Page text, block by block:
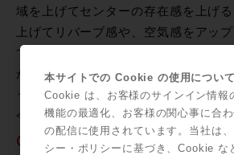
域を上げてセンターの存在感を上げ
上げてリバーブ感や、空気感をアッ
て付けていたニュアンスが、いとも簡
が可能です。MassivePack 7には他
うM/S分離をしてのMastering EQも
今が旬のMastering方法といえるので
◎3Band Mluti-band
本サイトでの Cookie の使用につい
Cookie は、お客様のサインイン情報
機能の最適化、お客様の関心事に合
の配信に使用されています。当社は
シー・ポリシーに基づき、Cookie な